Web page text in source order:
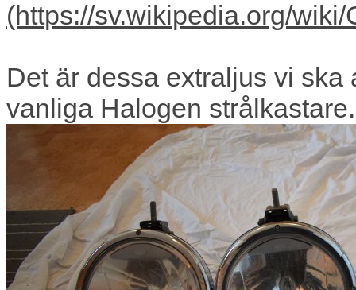
Det är dessa extraljus vi
vanliga Halogen strålkastare.